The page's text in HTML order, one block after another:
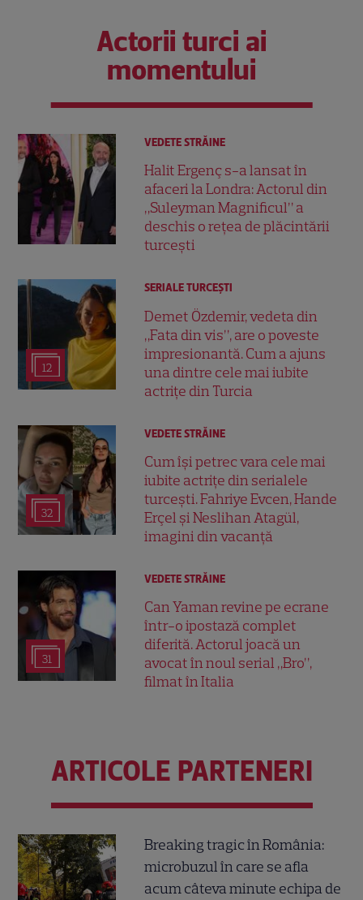
Actorii turci ai
momentului
VEDETE STRĂINE
Halit Ergenç s-a lansat în
afaceri la Londra: Actorul din
„Suleyman Magnificul” a
deschis o rețea de plăcintării
turcești
12
SERIALE TURCEŞTI
Demet Özdemir, vedeta din
„Fata din vis”, are o poveste
impresionantă. Cum a ajuns
una dintre cele mai iubite
actrițe din Turcia
32
VEDETE STRĂINE
Cum își petrec vara cele mai
iubite actrițe din serialele
turcești. Fahriye Evcen, Hande
Erçel și Neslihan Atagül,
imagini din vacanță
31
VEDETE STRĂINE
Can Yaman revine pe ecrane
într-o ipostază complet
diferită. Actorul joacă un
avocat în noul serial „Bro”,
filmat în Italia
ARTICOLE PARTENERI
Breaking tragic în România:
microbuzul în care se afla
acum câteva minute echipa de